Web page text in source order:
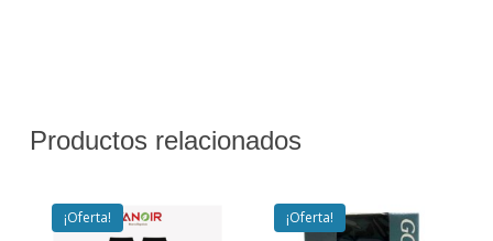
Productos relacionados
¡Oferta! ¡Oferta!